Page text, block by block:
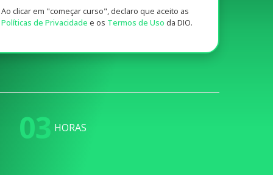
Ao clicar em "começar curso", declaro que aceito as
Políticas de Privacidade e os Termos de Uso da DIO.
03 HORAS